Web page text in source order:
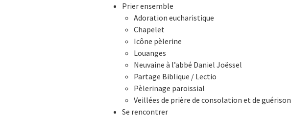
Prier ensemble
Adoration eucharistique
Chapelet
Icône pèlerine
Louanges
Neuvaine à l’abbé Daniel Joëssel
Partage Biblique / Lectio
Pèlerinage paroissial
Veillées de prière de consolation et de guérison
Se rencontrer